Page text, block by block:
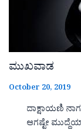
ಮುಖವಾಡ
October 20, 2019
ದಾಕ್ಷಾಯಣಿ
ಆಗಷ್ಟೇ